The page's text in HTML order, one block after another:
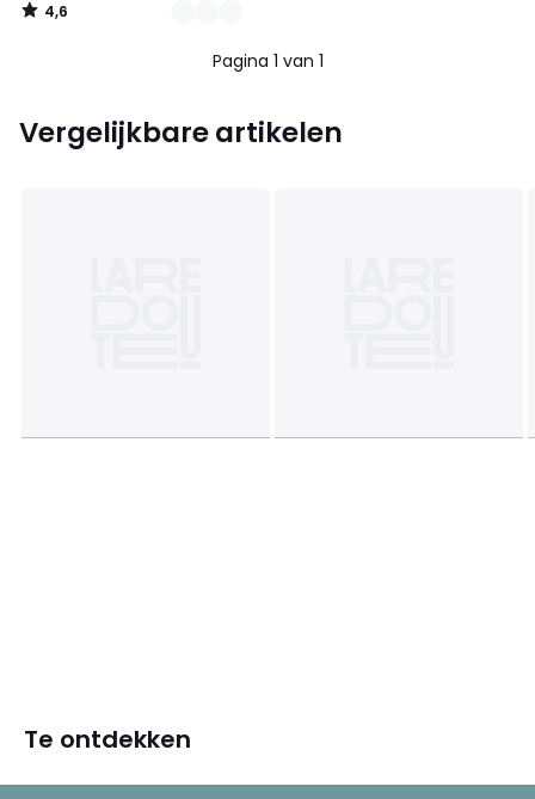
4,6
/
Pagina 1 van 1
Vergelijkbare artikelen
Te ontdekken